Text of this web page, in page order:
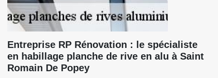
Entreprise RP Rénovation : le spécialiste
en habillage planche de rive en alu à Saint
Romain De Popey